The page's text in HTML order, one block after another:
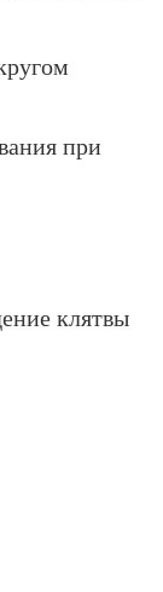
при
клятвы